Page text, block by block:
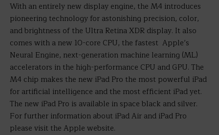
With an entirely new display engine, the M4 introduces
pioneering technology for astonishing precision, color,
and brightness of the Ultra Retina XDR display. It also
comes with a new 10-core CPU, the fastest Apple’s
Neural Engine, next-generation machine learning (ML)
accelerators in the high-performance CPU and GPU. The
M4 chip makes the new iPad Pro the most powerful iPad
for artificial intelligence and the most efficient iPad yet.
The new iPad Pro is available in space black and silver.
For further information about iPad Air and iPad Pro
please visit the Apple website.